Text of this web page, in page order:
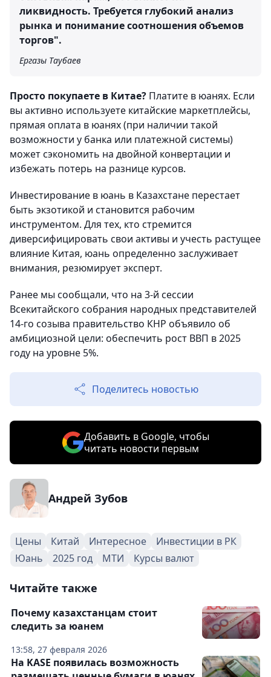
ликвидность. Требуется глубокий анализ
рынка и понимание соотношения объемов
торгов".
Ергазы Таубаев
Просто покупаете в Китае? Платите в юанях. Если
вы активно используете китайские маркетплейсы,
прямая оплата в юанях (при наличии такой
возможности у банка или платежной системы)
может сэкономить на двойной конвертации и
избежать потерь на разнице курсов.
Инвестирование в юань в Казахстане перестает
быть экзотикой и становится рабочим
инструментом. Для тех, кто стремится
диверсифицировать свои активы и учесть растущее
влияние Китая, юань определенно заслуживает
внимания, резюмирует эксперт.
Ранее мы сообщали, что на 3-й сессии
Всекитайского собрания народных представителей
14-го созыва правительство КНР объявило об
амбициозной цели: обеспечить рост ВВП в 2025
году на уровне 5%.
Поделитесь новостью
Добавить в Google, чтобы
читать новости первым
Андрей Зубов
Цены Китай Интересное
Инвестиции в РК
Юань
2025 год МТИ Курсы валют
Читайте также
13:58, 27 февраля 2026
Почему казахстанцам стоит
следить за юанем
На KASE появилась возможность